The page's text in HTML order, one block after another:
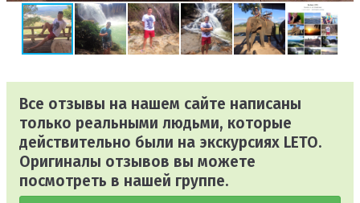
Все отзывы на нашем сайте написаны
только реальными людьми, которые
действительно были на экскурсиях LETO.
Оригиналы отзывов вы можете
посмотреть в нашей группе.